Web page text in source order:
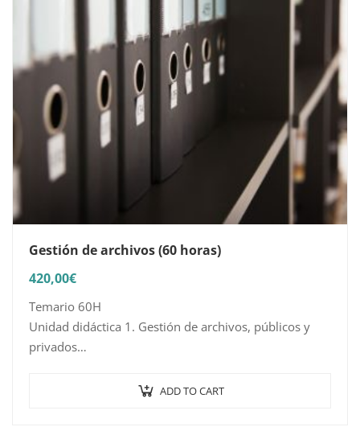
Gestión de archivos (60 horas)
420,00€
Temario 60H
Unidad didáctica 1. Gestión de archivos, públicos y
privados
1.2. Procedimiento de registro y posterior archivo
ADD TO CART